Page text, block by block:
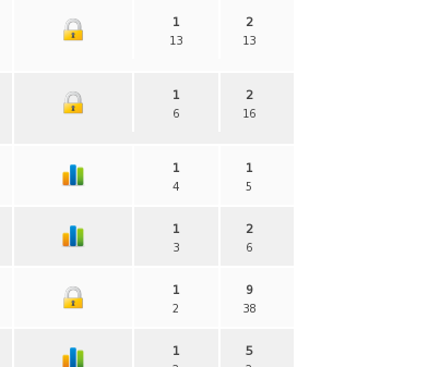
1
13
2
13
1
6
2
16
1
4
1
5
1
3
2
6
1
2
9
38
1 5